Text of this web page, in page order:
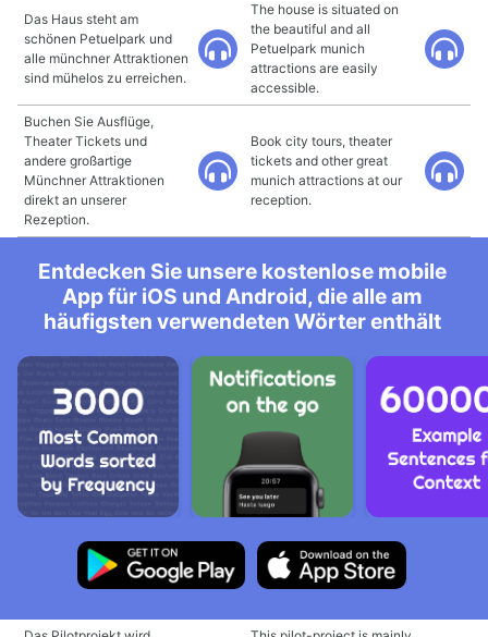
Das Haus steht am
schönen Petuelpark und
alle münchner Attraktionen
sind mühelos zu erreichen.
The house is situated on
the beautiful and all
Petuelpark munich
attractions are easily
accessible.
Buchen Sie Ausflüge,
Theater Tickets und
andere großartige
Münchner Attraktionen
direkt an unserer
Rezeption.
Book city tours, theater
tickets and other great
munich attractions at our
reception.
Entdecken Sie unsere kostenlose mobile
App für iOS und Android, die alle am
häufigsten verwendeten Wörter enthält